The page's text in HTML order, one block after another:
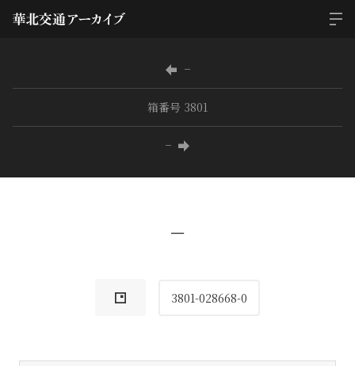
−
箱番号 3801
−
−
3801-028668-0